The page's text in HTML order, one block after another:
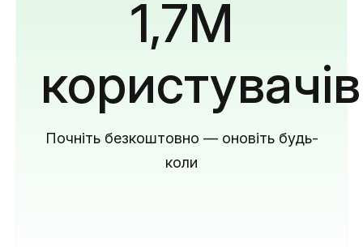
1,7M
користувачів
Почніть безкоштовно — оновіть будь-
коли